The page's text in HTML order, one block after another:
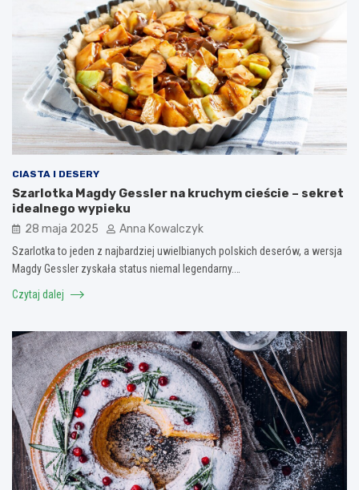
CIASTA I DESERY
Szarlotka Magdy Gessler na kruchym cieście – sekret
idealnego wypieku
28 maja 2025 Anna Kowalczyk
Szarlotka to jeden z najbardziej uwielbianych polskich deserów, a wersja
Magdy Gessler zyskała status niemal legendarny.…
Czytaj dalej